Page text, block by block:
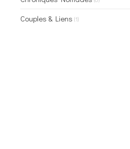
Couples & Liens (1)